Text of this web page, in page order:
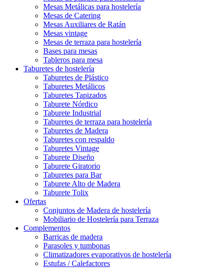
Mesas Metálicas para hostelería
Mesas de Catering
Mesas Auxiliares de Ratán
Mesas vintage
Mesas de terraza para hostelería
Bases para mesas
Tableros para mesa
Taburetes de hostelería
Taburetes de Plástico
Taburetes Metálicos
Taburetes Tapizados
Taburete Nórdico
Taburete Industrial
Taburetes de terraza para hostelería
Taburetes de Madera
Taburetes con respaldo
Taburetes Vintage
Taburete Diseño
Taburete Giratorio
Taburetes para Bar
Taburete Alto de Madera
Taburete Tolix
Ofertas
Conjuntos de Madera de hostelería
Mobiliario de Hostelería para Terraza
Complementos
Barricas de madera
Parasoles y tumbonas
Climatizadores evaporativos de hostelería
Estufas / Calefactores